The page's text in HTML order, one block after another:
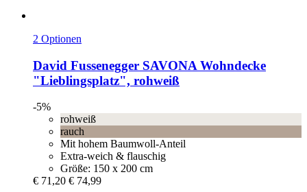
2 Optionen
David Fussenegger SAVONA Wohndecke
"Lieblingsplatz", rohweiß
-5%
rohweiß
rauch
Mit hohem Baumwoll-Anteil
Extra-weich & flauschig
Größe: 150 x 200 cm
€ 71,20 € 74,99